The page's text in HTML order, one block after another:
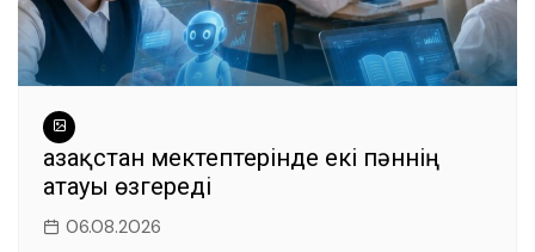
Қазақстан мектептерінде екі пәннің
атауы өзгереді
06.08.2026